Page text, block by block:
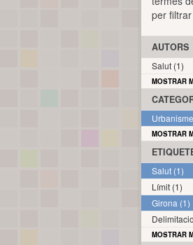
per
AUTORS
Salut (1)
MOSTRAR
MOSTRAR
Salut (1)
Límit (1)
Girona (1)
MOSTRAR